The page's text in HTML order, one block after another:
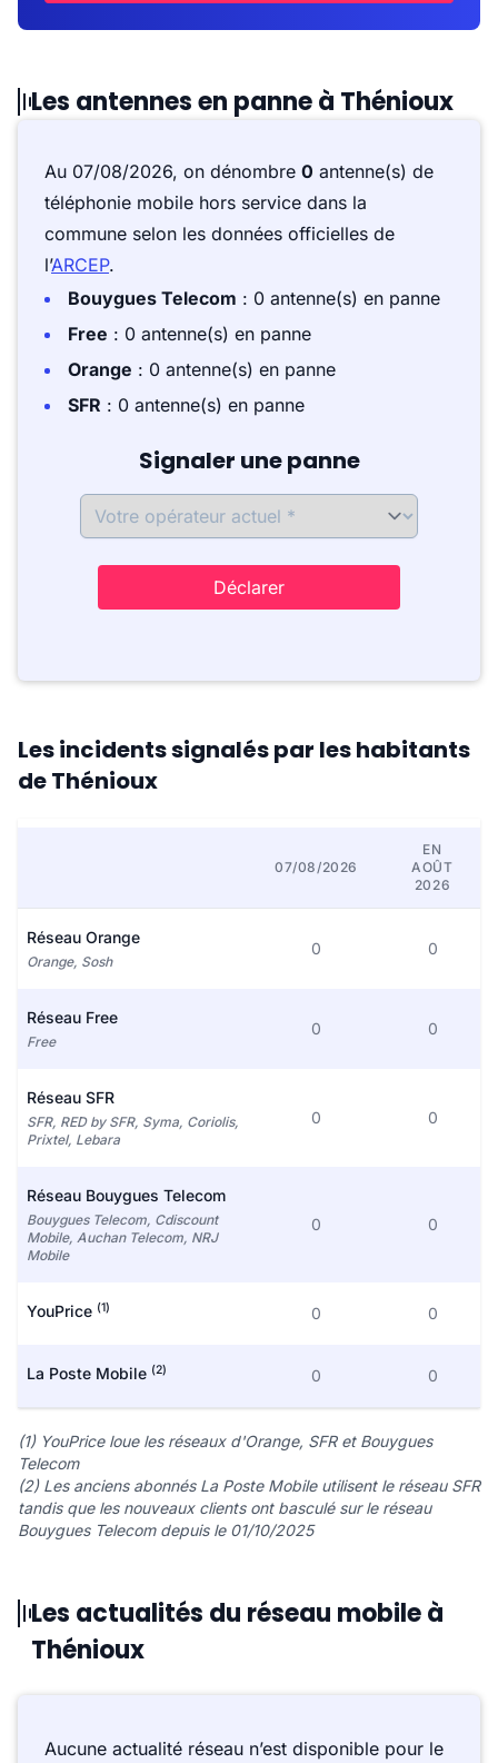
Les antennes en panne à Thénioux
Au 07/08/2026, on dénombre 0 antenne(s) de
téléphonie mobile hors service dans la
commune selon les données officielles de
l’ARCEP.
Bouygues Telecom : 0 antenne(s) en panne
Free : 0 antenne(s) en panne
Orange : 0 antenne(s) en panne
SFR : 0 antenne(s) en panne
Signaler une panne
Déclarer
Les incidents signalés par les habitants
de Thénioux
07/08/2026
EN
AOÛT
2026
Réseau Orange
Orange, Sosh
0 0
Réseau Free
Free
0 0
Réseau SFR
SFR, RED by SFR, Syma, Coriolis,
Prixtel, Lebara
0 0
Réseau Bouygues Telecom
Bouygues Telecom, Cdiscount
Mobile, Auchan Telecom, NRJ
Mobile
0 0
YouPrice (1) 0 0
La Poste Mobile (2) 0 0
(1) YouPrice loue les réseaux d'Orange, SFR et Bouygues
Telecom
(2) Les anciens abonnés La Poste Mobile utilisent le réseau SFR
tandis que les nouveaux clients ont basculé sur le réseau
Bouygues Telecom depuis le 01/10/2025
Les actualités du réseau mobile à
Thénioux
Aucune actualité réseau n’est disponible pour le